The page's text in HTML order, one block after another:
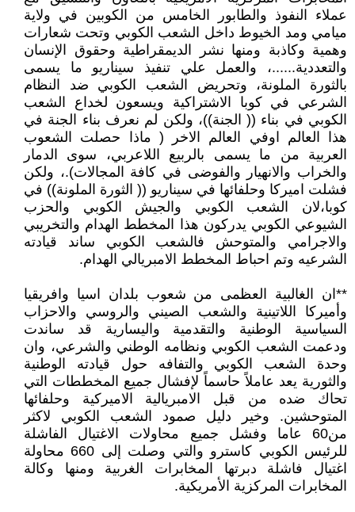
عملاء النفوذ والطابور الخامس من الكوبين في ولاية
ميامي ومد الخيوط داخل الشعب الكوبي وتحت شعارات
وهمية وكاذبة ومنها نشر الديمقراطية وحقوق الإنسان
والتعددية......، والعمل علي تنفيذ سيناريو ما يسمى
بالثورة الملونة، وتحريض الشعب الكوبي ضد النظام
الشرعي في كوبا الاشتراكية ويسعون لخداع الشعب
الكوبي في بناء (( الجنة))، ولكن لم نعرف بناء الجنة في
هذا العالم اوفي العالم الاخر ( ماذا حصلت الشعوب
العربية من ما يسمى بالربيع اللاعربي، سوى الدمار
والخراب والانهيار والفوضى في كافة المجالات).، ولكن
فشلت اميركا وحلفائها في سيناريو (( الثورة الملونة)) في
كوبا،لان الشعب الكوبي والجيش الكوبي والحزب
الشيوعي الكوبي يدركون هذا المخطط الهدام والتخريبي
والاجرامي والمتوحش فالشعب الكوبي ساند قيادته
الشرعيه وتم احباط المخطط الامبريالي الهدام.
**ان الغالبية العظمى من شعوب بلدان اسيا وافريقيا
وأميركا اللاتينية والشعب الصيني والروسي والاحزاب
السياسية الوطنية والتقدمية واليسارية قد ساندت
ودعمت الشعب الكوبي ونظامه الوطني والشرعي، وان
وحدة الشعب الكوبي والتفافه حول قيادته الوطنية
والثورية يعد عاملاً حاسماً لإفشال جميع المخططات التي
تحاك ضده من قبل الامبريالية الاميركية وحلفائها
المتوحشين. وخير دليل صمود الشعب الكوبي لاكثر
من60 عاما وفشل جميع محاولات الاغتيال الفاشلة
للرئيس الكوبي كاسترو والتي وصلت إلى 660 محاولة
اغتيال فاشلة دبرتها المخابرات الغربية ومنها وكالة
المخابرات المركزية الأمريكية.